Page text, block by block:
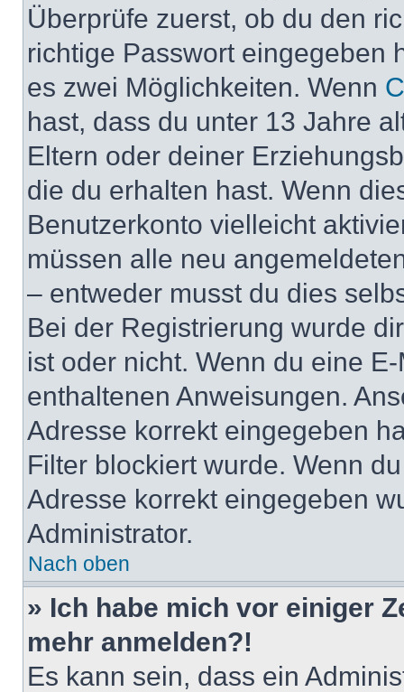
Überprüfe zuerst, ob du den
richtige Passwort eingegeben
es zwei Möglichkeiten. Wenn
hast, dass du unter 13 Jahre
Eltern oder deiner
die du erhalten hast. Wenn
Benutzerkonto vielleicht
müssen alle neu
– entweder musst du dies
Bei der Registrierung wurde
ist oder nicht. Wenn du eine
enthaltenen Anweisungen.
Adresse korrekt eingegeben
Filter blockiert wurde. Wenn
Adresse korrekt eingegeben
Administrator.
Nach oben
» Ich habe mich vor einiger
mehr anmelden?!
Es kann sein, dass ein